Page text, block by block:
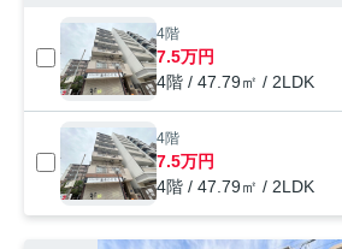
4階
7.5万円
4階 / 47.79㎡ / 2LDK
4階
7.5万円
4階 / 47.79㎡ / 2LDK